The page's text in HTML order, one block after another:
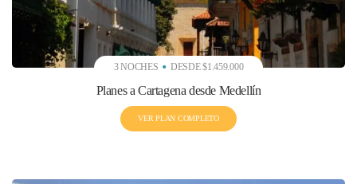
3 NOCHES DESDE $1.459.000
Planes a Cartagena desde Medellín
VER PLAN COMPLETO